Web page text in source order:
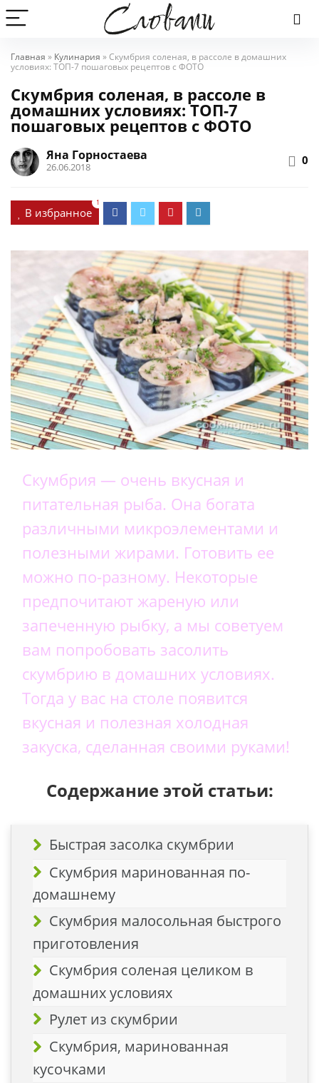
Главная » Кулинария »Скумбрия соленая, в рассоле в домашних
условиях: ТОП-7 пошаговых рецептов с ФОТО
Скумбрия соленая, в рассоле в
домашних условиях: ТОП-7
пошаговых рецептов с ФОТО
Яна Горностаева
26.06.2018 0
В избранное
1
Скумбрия — очень вкусная и
питательная рыба. Она богата
различными микроэлементами и
полезными жирами. Готовить ее
можно по-разному. Некоторые
предпочитают жареную или
запеченную рыбку, а мы советуем
вам попробовать засолить
скумбрию в домашних условиях.
Тогда у вас на столе появится
вкусная и полезная холодная
закуска, сделанная своими руками!
Содержание этой статьи:
Быстрая засолка скумбрии
Скумбрия маринованная по-
домашнему
Скумбрия малосольная быстрого
приготовления
Скумбрия соленая целиком в
домашних условиях
Рулет из скумбрии
Скумбрия, маринованная
кусочками